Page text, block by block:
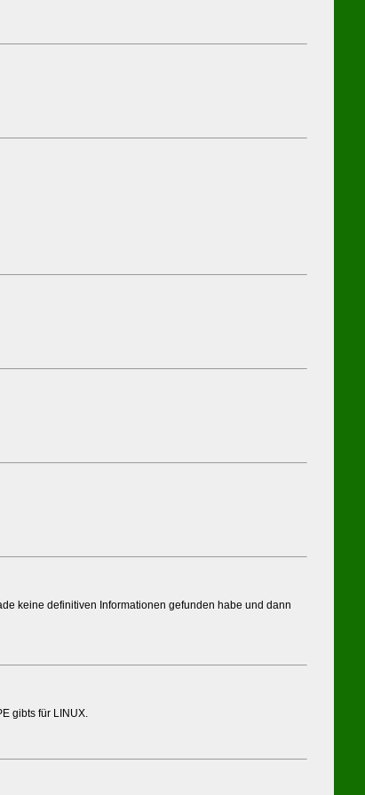
keine definitiven Informationen gefunden habe und dann
gibts für LINUX.